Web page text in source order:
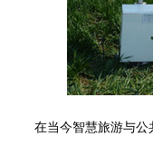
在当今智慧旅游与